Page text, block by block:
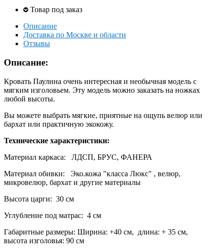
Товар под заказ
Описание
Доставка по Москве и области
Отзывы
Описание:
Кровать Паулина очень интересная и необычная модель с
мягким изголовьем. Эту модель можно заказать на ножках
любой высоты.
Вы можете выбрать мягкие, приятные на ощупь велюр или
бархат или практичную экокожу.
Технические характеристики:
Материал каркаса: ЛДСП, БРУС, ФАНЕРА
Материал обивки: Эко.кожа "класса Люкс" , велюр,
микровелюр, бархат и другие материалы
Высота царги: 30 см
Углубление под матрас: 4 см
Габаритные размеры: Ширина: +40 см, длина: + 35 см,
высота изголовья: 90 см